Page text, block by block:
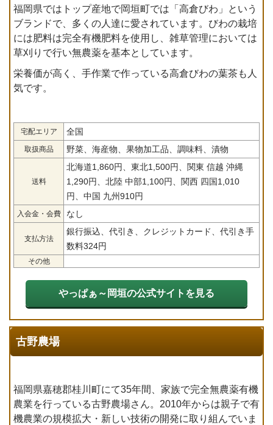
福岡県ではトップ産地で岡垣町では「高倉びわ」という
ブランドで、多くの人達に愛されています。びわの栽培
には肥料は完全有機肥料を使用し、雑草管理においては
草刈りで行い無農薬を基本としています。
栄養価が高く、手作業で作っている高倉びわの葉茶も人
気です。
宅配エリア 全国
取扱商品 野菜、海産物、果物加工品、調味料、漬物
送料
北海道1,860円、東北1,500円、関東 信越 沖縄
1,290円、北陸 中部1,100円、関西 四国1,010
円、中国 九州910円
入会金・会費 なし
支払方法
銀行振込、代引き、クレジットカード、代引き手
数料324円
その他
やっぱぁ～岡垣の公式サイトを見る
古野農場
福岡県嘉穂郡桂川町にて35年間、家族で完全無農薬有機
農業を行っている古野農場さん。2010年からは親子で有
機農業の規模拡大・新しい技術の開発に取り組んでいま